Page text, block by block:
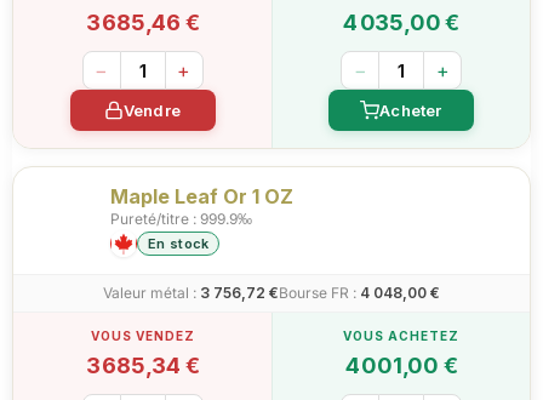
3 685,46 €
− +
Vendre
4 035,00 €
− +
Acheter
Maple Leaf Or 1 OZ
Pureté/titre : 999.9‰
En stock
3 685,34 €
Valeur métal : 3 756,72 €Bourse FR : 4 048,00 €
4 001,00 €